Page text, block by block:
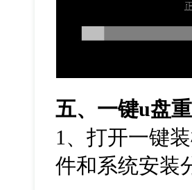
五、一键u盘
1 、打开一键
件和系统安装